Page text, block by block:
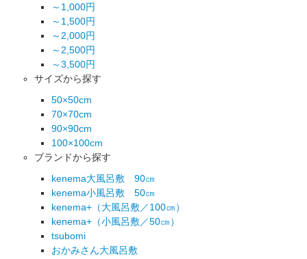
～1,000円
～1,500円
～2,000円
～2,500円
～3,500円
サイズから探す
50×50cm
70×70cm
90×90cm
100×100cm
ブランドから探す
kenema大風呂敷 90㎝
kenema小風呂敷 50㎝
kenema+（大風呂敷／100㎝）
kenema+（小風呂敷／50㎝）
tsubomi
おかみさん大風呂敷